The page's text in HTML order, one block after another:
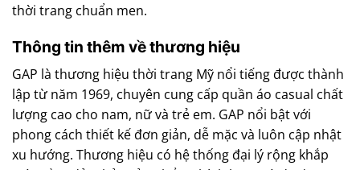
thời trang chuẩn men.
Thông tin thêm về thương hiệu
GAP là thương hiệu thời trang Mỹ nổi tiếng được thành
lập từ năm 1969, chuyên cung cấp quần áo casual chất
lượng cao cho nam, nữ và trẻ em. GAP nổi bật với
phong cách thiết kế đơn giản, dễ mặc và luôn cập nhật
xu hướng. Thương hiệu có hệ thống đại lý rộng khắp